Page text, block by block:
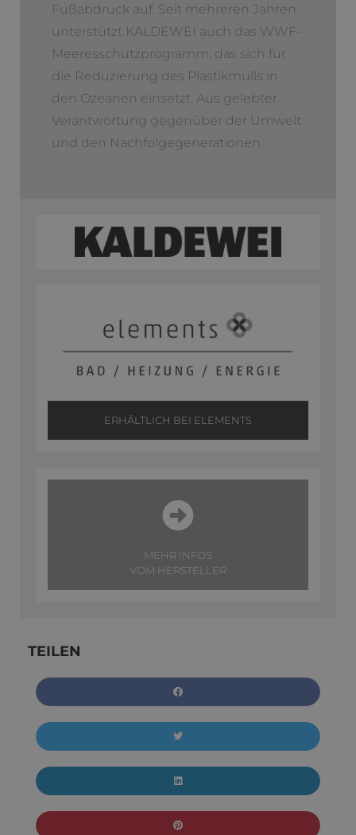
Fußabdruck auf. Seit mehreren Jahren
unterstützt KALDEWEI auch das WWF-
Meeresschutzprogramm, das sich für
die Reduzierung des Plastikmülls in
den Ozeanen einsetzt. Aus gelebter
Verantwortung gegenüber der Umwelt
und den Nachfolgegenerationen.
ERHÄLTLICH BEI ELEMENTS
MEHR INFOS
VOM HERSTELLER
TEILEN